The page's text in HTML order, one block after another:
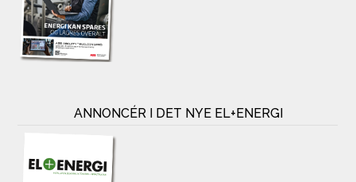
ANNONCÉR I DET NYE EL+ENERGI